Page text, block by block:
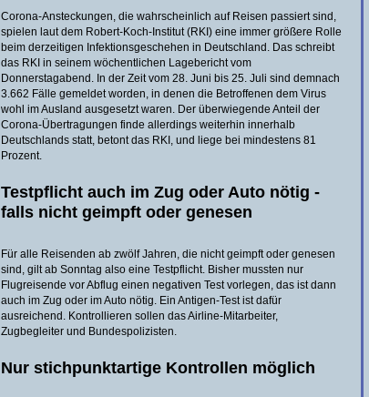
Corona-Ansteckungen, die wahrscheinlich auf Reisen passiert sind,
spielen laut dem Robert-Koch-Institut (RKI) eine immer größere Rolle
beim derzeitigen Infektionsgeschehen in Deutschland. Das schreibt
das RKI in seinem wöchentlichen Lagebericht vom
Donnerstagabend. In der Zeit vom 28. Juni bis 25. Juli sind demnach
3.662 Fälle gemeldet worden, in denen die Betroffenen dem Virus
wohl im Ausland ausgesetzt waren. Der überwiegende Anteil der
Corona-Übertragungen finde allerdings weiterhin innerhalb
Deutschlands statt, betont das RKI, und liege bei mindestens 81
Prozent.
Testpflicht auch im Zug oder Auto nötig -
falls nicht geimpft oder genesen
Für alle Reisenden ab zwölf Jahren, die nicht geimpft oder genesen
sind, gilt ab Sonntag also eine Testpflicht. Bisher mussten nur
Flugreisende vor Abflug einen negativen Test vorlegen, das ist dann
auch im Zug oder im Auto nötig. Ein Antigen-Test ist dafür
ausreichend. Kontrollieren sollen das Airline-Mitarbeiter,
Zugbegleiter und Bundespolizisten.
Nur stichpunktartige Kontrollen möglich